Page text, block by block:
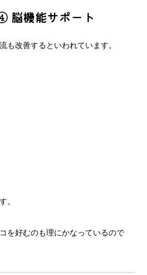
脳機能サポート
も改善するといわれています。
。
を好むのも理にかなっているので